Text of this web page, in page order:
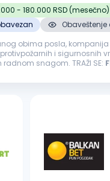
- 180.000 RSD (mesečno)
obima posla, kompanija
i sigurnosnih
snagom. TRAŽI SE: